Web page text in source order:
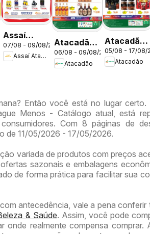
Assaí
Atacadista
ofertas -
07/08 - 09/08/2026
Assaí Atacadista
Atacadão
ofertas -
DF
06/08 - 09/08/2026
Atacadão
Atacadão
ofertas -
DF
05/08 - 17/08/
Atacadão
Então você está no lugar
Menos - Catálogo atual, está
Com 8 páginas de
de 11/05/2026 - 17/05/2026.
variada de produtos com preços
sazonais e embalagens
de forma prática para facilitar sua
antecedência, vale a pena conferir
& Saúde. Assim, você pode
onde realmente compensa comprar.